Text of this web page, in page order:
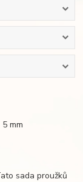
mm
sada proužků